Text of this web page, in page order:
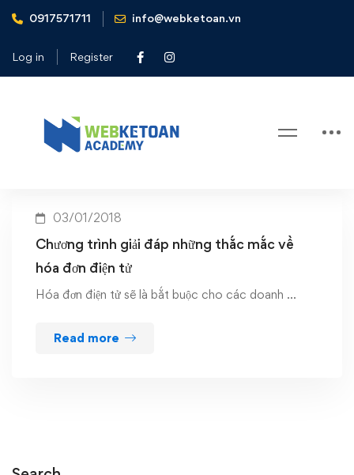
0917571711 info@webketoan.vn
Log in Register
Home giải đáp thắc mắc về hóa đơn điện tử
Tag: giải đáp thắc mắc về hóa đơn
03/01/2018
Chương trình giải đáp những thắc mắc về
hóa đơn điện tử
Hóa đơn điện tử sẽ là bắt buộc cho các doanh …
Read more